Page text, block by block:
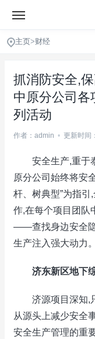
主页>财经
抓消防安全,
中原分公司各
列活动
作者：admin • 更新时间
安全生产,重于泰
原分公司始终将安
杆、树典型”为指
作,在每个项目团队
——查找身边安全隐
生产注入强大动力。
济东新区地下
济源项目深知,只
从源头上减少安全
安全生产管理的重